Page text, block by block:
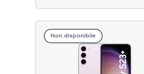
Non disponibile